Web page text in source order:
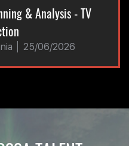
& Analysis - TV
25/06/2026